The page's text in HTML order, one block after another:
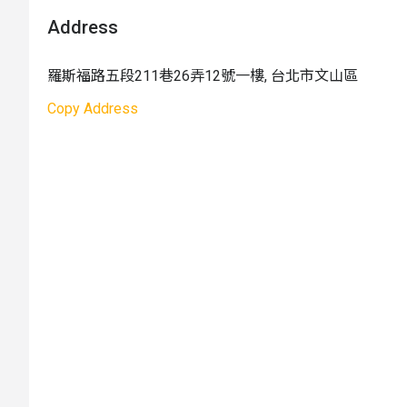
質，若遲到即無法入水上課且不接受退費。如需要
8. 如為自行開車，請提早出發，避免因為尋找車位
寵物相關：不開放寵物入館
Address
羅斯福路五段211巷26弄12號一樓, 台北市文山區
Copy Address